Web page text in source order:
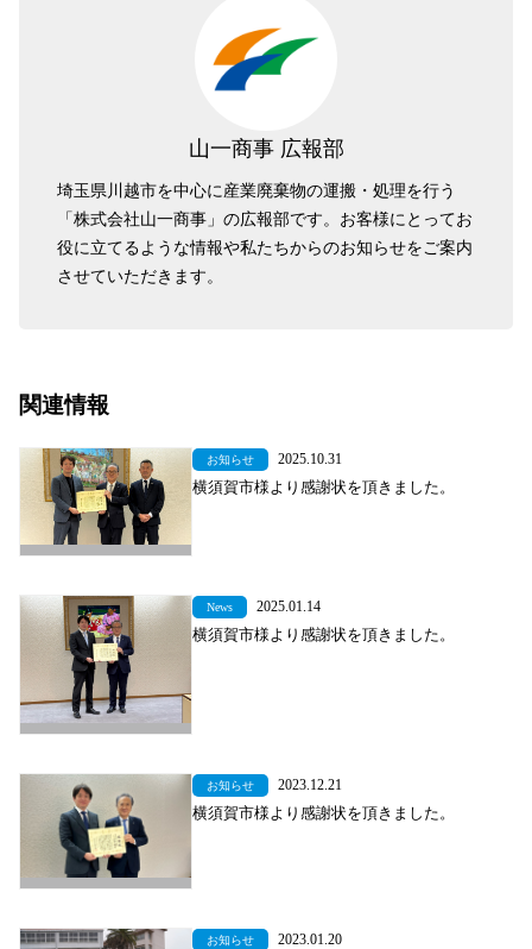
山一商事 広報部
埼玉県川越市を中心に産業廃棄物の運搬・処理を行う
「株式会社山一商事」の広報部です。お客様にとってお
役に立てるような情報や私たちからのお知らせをご案内
させていただきます。
関連情報
お知らせ 2025.10.31
横須賀市様より感謝状を頂きました。
News 2025.01.14
横須賀市様より感謝状を頂きました。
お知らせ 2023.12.21
横須賀市様より感謝状を頂きました。
お知らせ 2023.01.20